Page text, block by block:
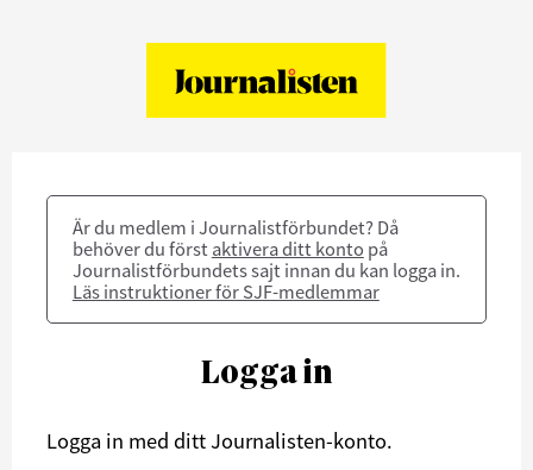
Är du medlem i Journalistförbundet? Då
behöver du först aktivera ditt konto på
Journalistförbundets sajt innan du kan logga in.
Läs instruktioner för SJF-medlemmar
Logga in
Logga in med ditt Journalisten-konto.